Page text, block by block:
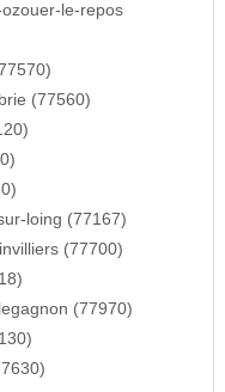
le-repos
(77560)
loing (77167)
(77700)
(77970)